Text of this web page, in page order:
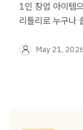
1인 창업 아이템
리틀리로 누구나
구축하는 법을 알
May 21, 2026